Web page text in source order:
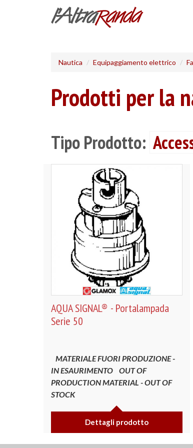
Nautica Equipaggiamento elettrico
Prodotti per la
Tipo Prodotto:
AQUA SIGNAL® - Portalampada
Serie 50
MATERIALE FUORI PRODUZIONE -
IN ESAURIMENTO
OUT OF
PRODUCTION MATERIAL - OUT OF
STOCK
Dettagli prodotto